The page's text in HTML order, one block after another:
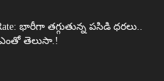
భారీగా తగ్గుతున్న పసిడి ధరలు..
తెలుసా.!